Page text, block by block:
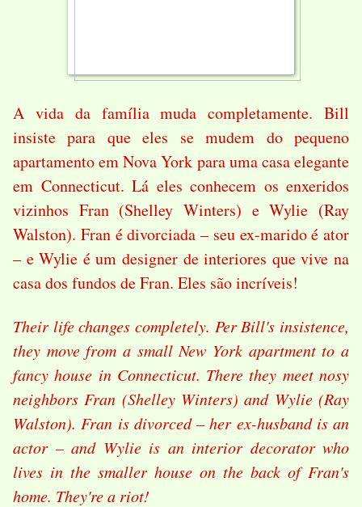
A vida da família muda completamente. Bill
insiste para que eles se mudem do pequeno
apartamento em Nova York para uma casa elegante
em Connecticut. Lá eles conhecem os enxeridos
vizinhos Fran (Shelley Winters) e Wylie (Ray
Walston). Fran é divorciada – seu ex-marido é ator
– e Wylie é um designer de interiores que vive na
casa dos fundos de Fran. Eles são incríveis!
Their life changes completely. Per Bill's insistence,
they move from a small New York apartment to a
fancy house in Connecticut. There they meet nosy
neighbors Fran (Shelley Winters) and Wylie (Ray
Walston). Fran is divorced – her ex-husband is an
actor – and Wylie is an interior decorator who
lives in the smaller house on the back of Fran's
home. They're a riot!